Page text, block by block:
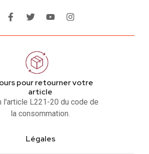
pour retourner votre
article
l'article L221-20 du code de
la consommation.
Légales